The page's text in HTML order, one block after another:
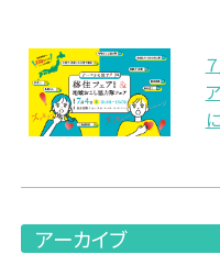
アーカイブ